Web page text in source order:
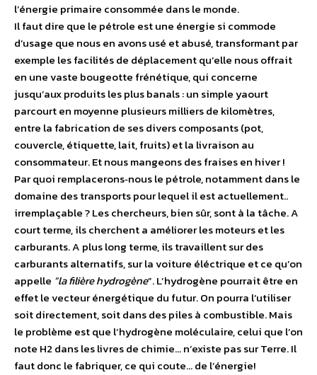
l’énergie primaire consommée dans le monde.
Il faut dire que le pétrole est une énergie si commode
d’usage que nous en avons usé et abusé, transformant par
exemple les facilités de déplacement qu’elle nous offrait
en une vaste bougeotte frénétique, qui concerne
jusqu’aux produits les plus banals : un simple yaourt
parcourt en moyenne plusieurs milliers de kilomètres,
entre la fabrication de ses divers composants (pot,
couvercle, étiquette, lait, fruits) et la livraison au
consommateur. Et nous mangeons des fraises en hiver !
Par quoi remplacerons‑nous le pétrole, notamment dans le
domaine des transports pour lequel il est actuellement..
irremplaçable ? Les chercheurs, bien sûr, sont à la tâche. A
court terme, ils cherchent a améliorer les moteurs et les
carburants. A plus long terme, ils travaillent sur des
carburants alternatifs, sur la voiture éléctrique et ce qu’on
appelle “la filière hydrogène”. L’hydrogène pourrait être en
effet le vecteur énergétique du futur. On pourra l’utiliser
soit directement, soit dans des piles à combustible. Mais
le problème est que l’hydrogène moléculaire, celui que l’on
note H2 dans les livres de chimie… n’existe pas sur Terre. Il
faut donc le fabriquer, ce qui coute… de l’énergie!